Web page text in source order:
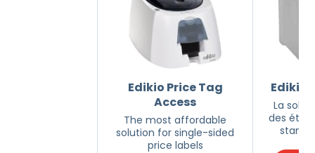
Edikio Price Tag
Access
The most affordable
solution for single-sided
price labels
Edikio
La
des